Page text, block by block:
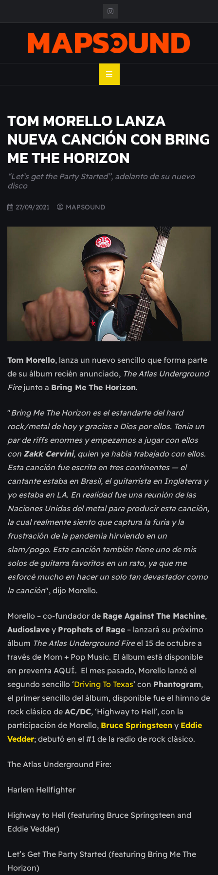
MAPSOUND
TOM MORELLO LANZA
NUEVA CANCIÓN CON BRING
ME THE HORIZON
“Let’s get the Party Started”, adelanto de su nuevo
disco
27/09/2021 MAPSOUND
Tom Morello, lanza un nuevo sencillo que forma parte
de su álbum recién anunciado, The Atlas Underground
Firejunto a Bring Me The Horizon.
"Bring Me The Horizon es el estandarte del hard
rock/metal de hoy y gracias a Dios por ellos. Tenía un
par de riffs enormes y empezamos a jugar con ellos
con Zakk Cervini, quien ya había trabajado con ellos.
Esta canción fue escrita en tres continentes — el
cantante estaba en Brasil, el guitarrista en Inglaterra y
yo estaba en LA. En realidad fue una reunión de las
Naciones Unidas del metal para producir esta canción,
la cual realmente siento que captura la furia y la
frustración de la pandemia hirviendo en un
slam/pogo. Esta canción también tiene uno de mis
solos de guitarra favoritos en un rato, ya que me
esforcé mucho en hacer un solo tan devastador como
la canción", dijo Morello.
Morello – co-fundador de Rage Against The Machine,
Audioslave y Prophets of Rage – lanzará su próximo
álbum The Atlas Underground Fireel 15 de octubre a
través de Mom + Pop Music. El álbum está disponible
en preventa AQUÍ. El mes pasado, Morello lanzó el
segundo sencillo ‘Driving To Texas’ con Phantogram,
el primer sencillo del álbum, disponible fue el himno de
rock clásico de AC/DC, ‘Highway to Hell’, con la
participación de Morello, Bruce Springsteen y Eddie
Vedder; debutó en el #1 de la radio de rock clásico.
The Atlas Underground Fire:
Harlem Hellfighter
Highway to Hell (featuring Bruce Springsteen and
Eddie Vedder)
Let’s Get The Party Started (featuring Bring Me The
Horizon)